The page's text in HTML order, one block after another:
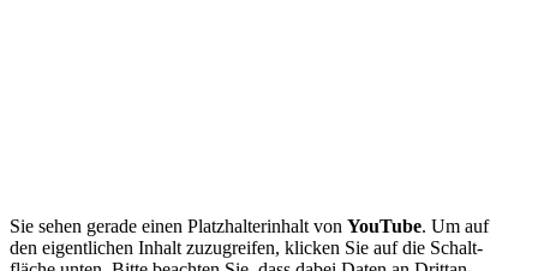
Sie sehen gerade einen Platz­hal­ter­inhalt von YouTube. Um auf
den eigent­lichen Inhalt zuzugreifen, klicken Sie auf die Schalt­